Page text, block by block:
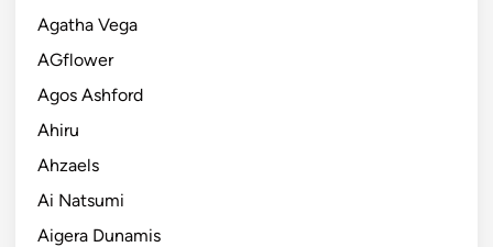
Agatha Vega
AGflower
Agos Ashford
Ahiru
Ahzaels
Ai Natsumi
Aigera Dunamis